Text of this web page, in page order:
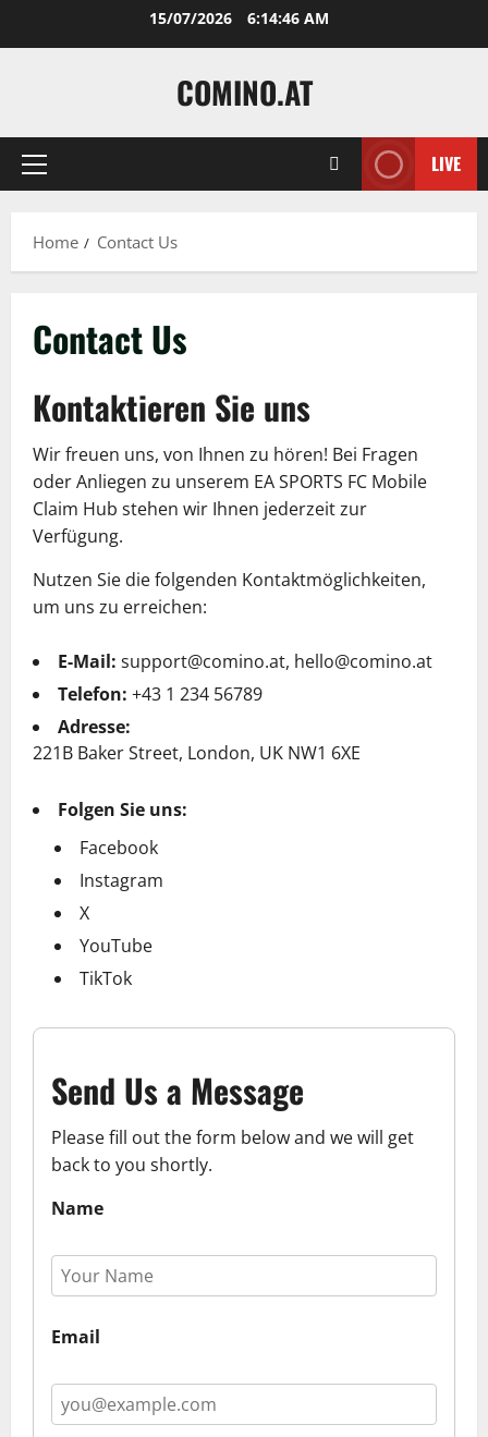
15/07/2026 6:14:46 AM
COMINO.AT
Primary
LIVE
Home Contact Us
Contact Us
Kontaktieren Sie uns
Wir freuen uns, von Ihnen zu hören! Bei Fragen
oder Anliegen zu unserem EA SPORTS FC Mobile
Claim Hub stehen wir Ihnen jederzeit zur
Verfügung.
Nutzen Sie die folgenden Kontaktmöglichkeiten,
um uns zu erreichen:
E-Mail: support@comino.at, hello@comino.at
Telefon: +43 1 234 56789
Adresse:
221B Baker Street, London, UK NW1 6XE
Folgen Sie uns:
Facebook
Instagram
X
YouTube
TikTok
Send Us a Message
Please fill out the form below and we will get
back to you shortly.
Name
Email